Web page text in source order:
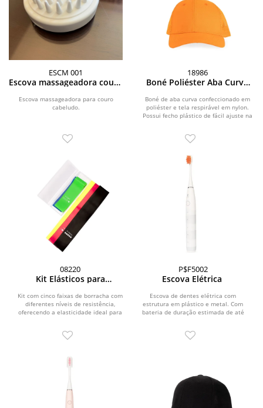
ESCM 001
Escova massageadora couro
Escova massageadora para couro
cabeludo.
18986
Boné Poliéster Aba Curva
Boné de aba curva confeccionado em
poliéster e tela respirável em nylon.
Possui fecho plástico de fácil ajuste na
08220
Kit Elásticos para
Kit com cinco faixas de borracha com
diferentes níveis de resistência,
oferecendo a elasticidade ideal para
P$F5002
Escova Elétrica
Escova de dentes elétrica com
estrutura em plástico e metal. Com
bateria de duração estimada de até